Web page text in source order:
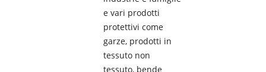
e vari prodotti
protettivi come
garze, prodotti in
tessuto non
tessuto, bende